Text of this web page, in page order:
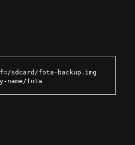
sdcard/fota-backup.img
name/fota